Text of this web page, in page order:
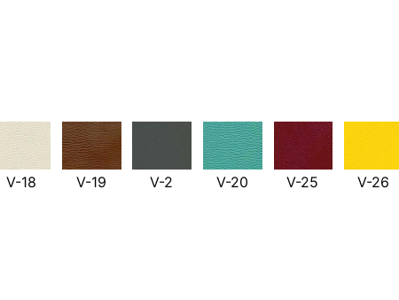
V-18 V-19 V-2 V-20 V-25 V-26